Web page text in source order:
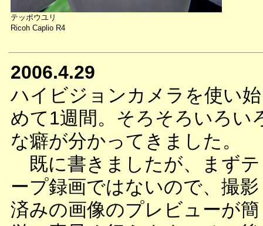
テッポウユリ
Ricoh Caplio R4
2006.4.29
ハイビジョンカメラを使い始
めて1週間。そろそろいろい
な癖が分かってきました。
既に書きましたが、まずテ
ープ録画ではないので、撮影
済みの画像のプレビューが簡